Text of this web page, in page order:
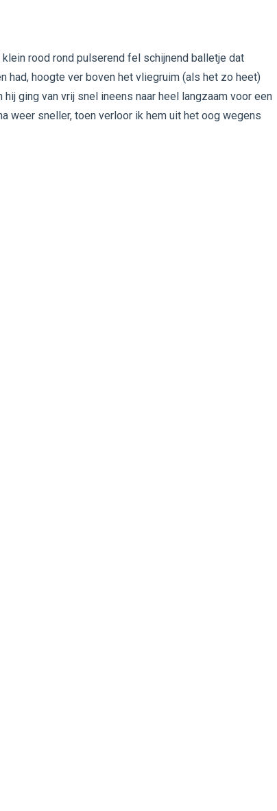
klein rood rond pulserend fel schijnend balletje dat
had, hoogte ver boven het vliegruim (als het zo heet)
ging van vrij snel ineens naar heel langzaam voor een
weer sneller, toen verloor ik hem uit het oog wegens